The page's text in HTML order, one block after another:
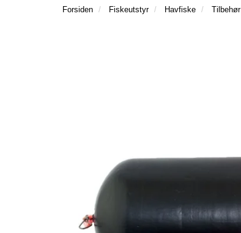
Forsiden Fiskeutstyr Havfiske Tilbehør